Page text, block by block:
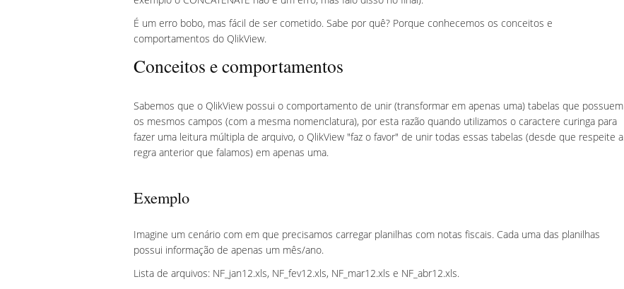
É um erro bobo, mas fácil de ser cometido. Sabe por quê? Porque conhecemos os conceitos e
comportamentos do QlikView.
Conceitos e comportamentos
Sabemos que o QlikView possui o comportamento de unir (transformar em apenas uma) tabelas que possuem
os mesmos campos (com a mesma nomenclatura), por esta razão quando utilizamos o caractere curinga para
fazer uma leitura múltipla de arquivo, o QlikView "faz o favor" de unir todas essas tabelas (desde que respeite a
regra anterior que falamos) em apenas uma.
Exemplo
Imagine um cenário com em que precisamos carregar planilhas com notas fiscais. Cada uma das planilhas
possui informação de apenas um mês/ano.
Lista de arquivos: NF_jan12.xls, NF_fev12.xls, NF_mar12.xls e NF_abr12.xls.